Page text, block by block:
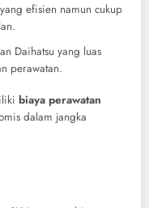
efisien namun cukup
Daihatsu yang luas
perawatan.
biaya perawatan
dalam jangka